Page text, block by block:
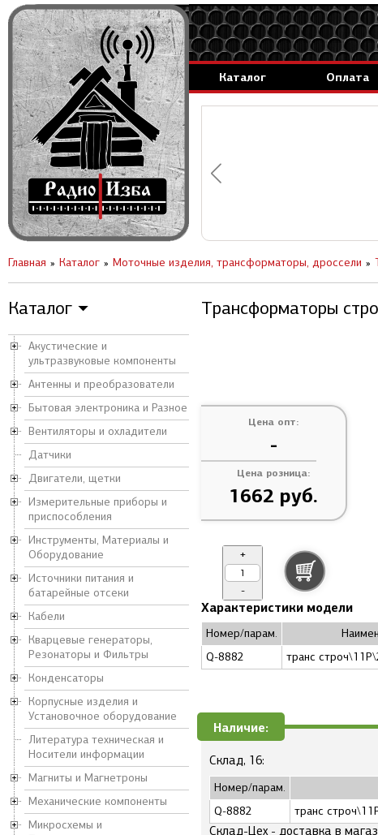
Каталог Оплата
генераторы.
за 1 день.
Каталог ▼
Акустические и
ультразвуковые компоненты
Антенны и преобразователи
Бытовая электроника и Разное
Вентиляторы и охладители
Датчики
Двигатели, щетки
Измерительные приборы и
приспособления
Инструменты, Материалы и
Оборудование
Источники питания и
батарейные отсеки
Кабели
Кварцевые генераторы,
Резонаторы и Фильтры
Конденсаторы
Корпусные изделия и
Установочное оборудование
Литература техническая и
Носители информации
Магниты и Магнетроны
Механические компоненты
Микросхемы и
Трансформаторы
Главная Каталог Моточные изделия, трансформаторы, дроссели
Цена опт:
-
Цена розница:
1662 руб.
+
-
Характеристики модели
Номер/парам.
Q-8882
транс
Наличие:
Склад, 16:
Номер/парам.
Q-8882
транс
Склад-Цех - доставка в